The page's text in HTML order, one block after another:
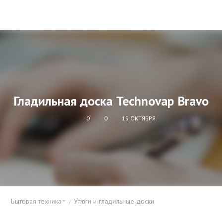
Гладильная доска Technovap Bravo
0 0 15 ОКТЯБРЯ
Бытовая техника Утюги и гладильные доски